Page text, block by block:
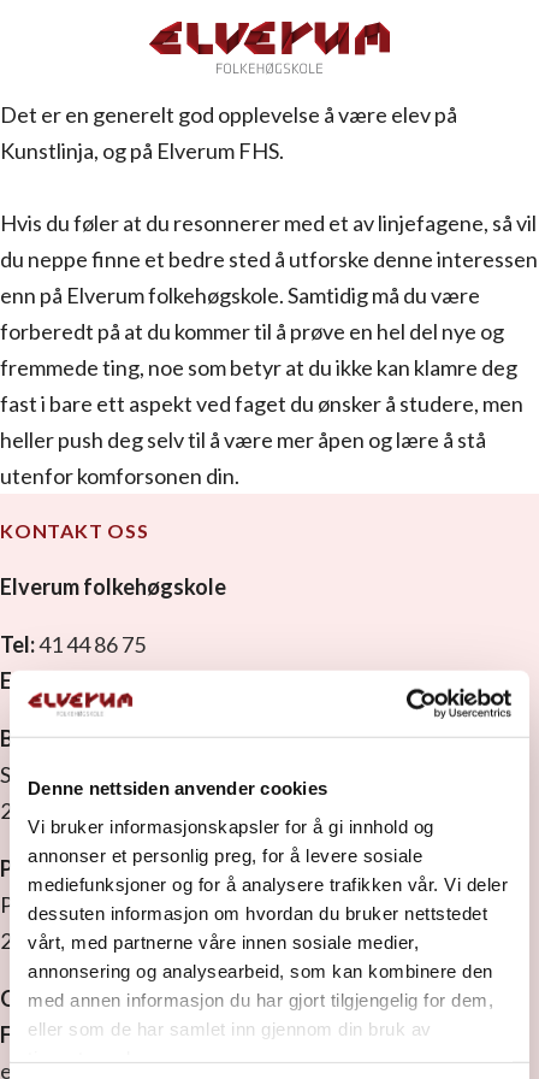
Denne nettsiden anvender cookies
Vi bruker informasjonskapsler for å gi innhold og
annonser et personlig preg, for å levere sosiale
mediefunksjoner og for å analysere trafikken vår. Vi deler
dessuten informasjon om hvordan du bruker nettstedet
vårt, med partnerne våre innen sosiale medier,
annonsering og analysearbeid, som kan kombinere den
med annen informasjon du har gjort tilgjengelig for dem,
eller som de har samlet inn gjennom din bruk av
Det er en generelt god opplevelse å være elev på
Kunstlinja, og på Elverum FHS.
Hvis du føler at du resonnerer med et av linjefagene, så vil
du neppe finne et bedre sted å utforske denne interessen
enn på Elverum folkehøgskole. Samtidig må du være
forberedt på at du kommer til å prøve en hel del nye og
fremmede ting, noe som betyr at du ikke kan klamre deg
fast i bare ett aspekt ved faget du ønsker å studere, men
heller push deg selv til å være mer åpen og lære å stå
utenfor komforsonen din.
KONTAKT OSS
Elverum folkehøgskole
Tel:41 44 86 75
E-post:rektor.monica@elverumfhs.no
Besøksadresse
Strandbygdvegen 143
2409 Elverum
Postadresse
Postboks 1629
2409 Elverum
Org. nr:971 533 889 MVA
Faktura:Vi ønsker EHF.
elverumfolkehoegskule@ebilag.com